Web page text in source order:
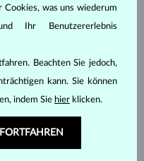
Cookies, was uns wiederum
Ihr Benutzererlebnis
Beachten Sie jedoch,
kann. Sie können
indem Sie hier klicken.